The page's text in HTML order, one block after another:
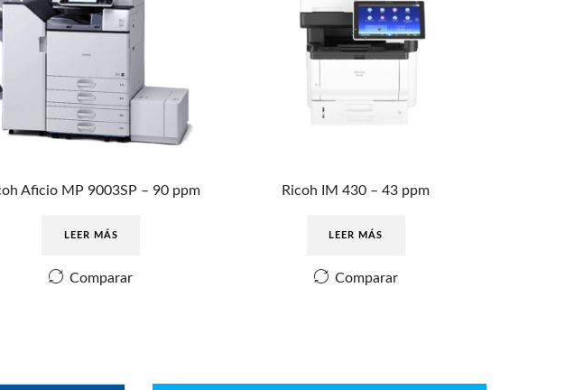
Aficio MP 9003SP – 90 ppm
LEER MÁS
Comparar
Ricoh IM 430 – 43 ppm
LEER MÁS
Comparar